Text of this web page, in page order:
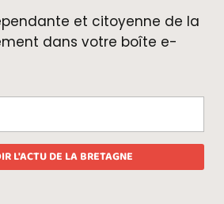
et citoyenne de la
dans votre boîte e-